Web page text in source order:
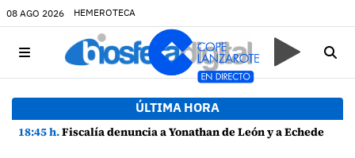
08 AGO 2026 HEMEROTECA
ÚLTIMA HORA
18:45 h.Fiscalía denuncia a Yonathan de León y a Echedey Eugenio por presuntas anomalías en contratos festivos